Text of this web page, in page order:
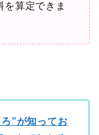
算定できま
”が知ってお